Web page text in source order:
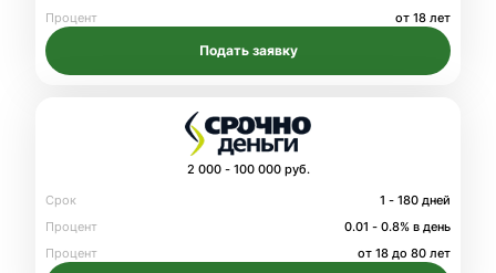
Процент
от 18 лет
Подать заявку
2 000 - 100 000 руб.
Срок
1 - 180 дней
Процент
0.01 - 0.8% в день
Процент
от 18 до 80 лет